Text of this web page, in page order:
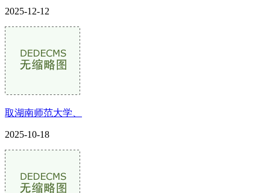
2025-12-12
取湖南师范大学、
2025-10-18